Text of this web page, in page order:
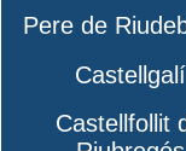
Pere de
Castellgalí
Castellfollit